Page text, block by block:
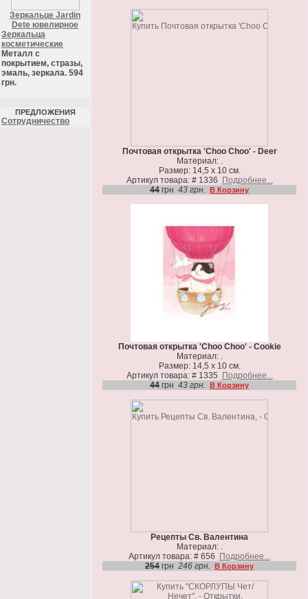
Зеркальце Jardin
Dete ювелирное
Зеркальца
косметические
Металл с
покрытием, стразы,
эмаль, зеркала. 594
грн.
ПРЕДЛОЖЕНИЯ
Cотрудничество
Почтовая открытка 'Choo Choo' - Deer
Материал: .
Размер: 14,5 х 10 см.
Артикул товара: # 1336
Подробнее...
44 грн 43 грн. В Корзину
Почтовая открытка 'Choo Choo' - Cookie
Материал: .
Размер: 14,5 х 10 см.
Артикул товара: # 1335
Подробнее...
44 грн 43 грн. В Корзину
Рецепты Св. Валентина
Материал: .
Артикул товара: # 656
Подробнее...
254 грн 246 грн. В Корзину